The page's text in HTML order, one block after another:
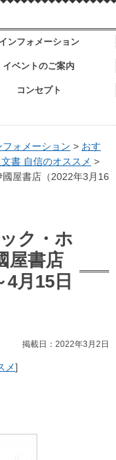
インフォメーション
イベントのご案内
コンセプト
フォメーション > おす
書 自信のオススメ >
國屋書店（2022年3月16
ク・ホ
屋書店
4月15日
掲載日：2022年3月2日
メ]